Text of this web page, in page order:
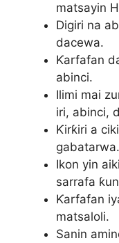
matsayin
Digiri na
dacewa.
Ƙarfafan
abinci.
Ilimi mai
iri, abinci,
Ƙirƙiri a
gabatarwa.
Ikon yin
sarrafa
Ƙarfafan
matsaloli.
Sanin